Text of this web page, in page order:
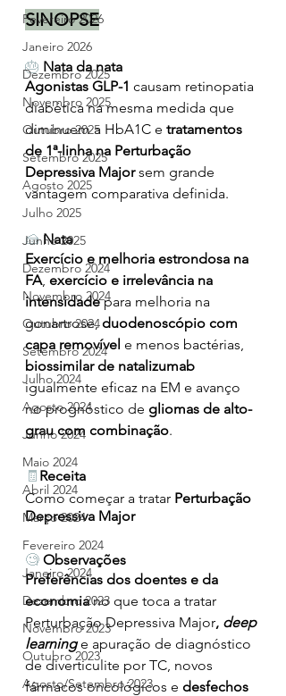
Fevereiro 2026
Janeiro 2026
Dezembro 2025
Novembro 2025
Outubro 2025
Setembro 2025
Agosto 2025
Julho 2025
Junho 2025
Dezembro 2024
Novembro 2024
Outubro 2024
Setembro 2024
Julho 2024
Agosto 2024
Junho 2024
Maio 2024
Abril 2024
Março 2024
Fevereiro 2024
Janeiro 2024
Dezembro 2023
Novembro 2023
Outubro 2023
Agosto/Setembro 2023
SINOPSE
🎂 Nata da nata
Agonistas GLP-1 causam retinopatia
diabética na mesma medida que
diminuem a HbA1C e tratamentos
de 1ª-linha na Perturbação
Depressiva Major sem grande
vantagem comparativa definida.
🍰 Nata
Exercício e melhoria estrondosa na
FA, exercício e irrelevância na
intensidade para melhoria na
gonartrose, duodenoscópio com
capa removível e menos bactérias,
biossimilar de natalizumab
igualmente eficaz na EM e avanço
no prognóstico de gliomas de alto-
grau com combinação.
🧾 Receita
Como começar a tratar Perturbação
Depressiva Major
🧐 Observações
Preferências dos doentes e da
economia no que toca a tratar
Perturbação Depressiva Major, deep
learning e apuração de diagnóstico
de diverticulite por TC, novos
fármacos oncológicos e desfechos